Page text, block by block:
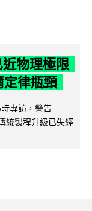
物理極限
定律瓶頸
專訪，警告
統製程升級已失經